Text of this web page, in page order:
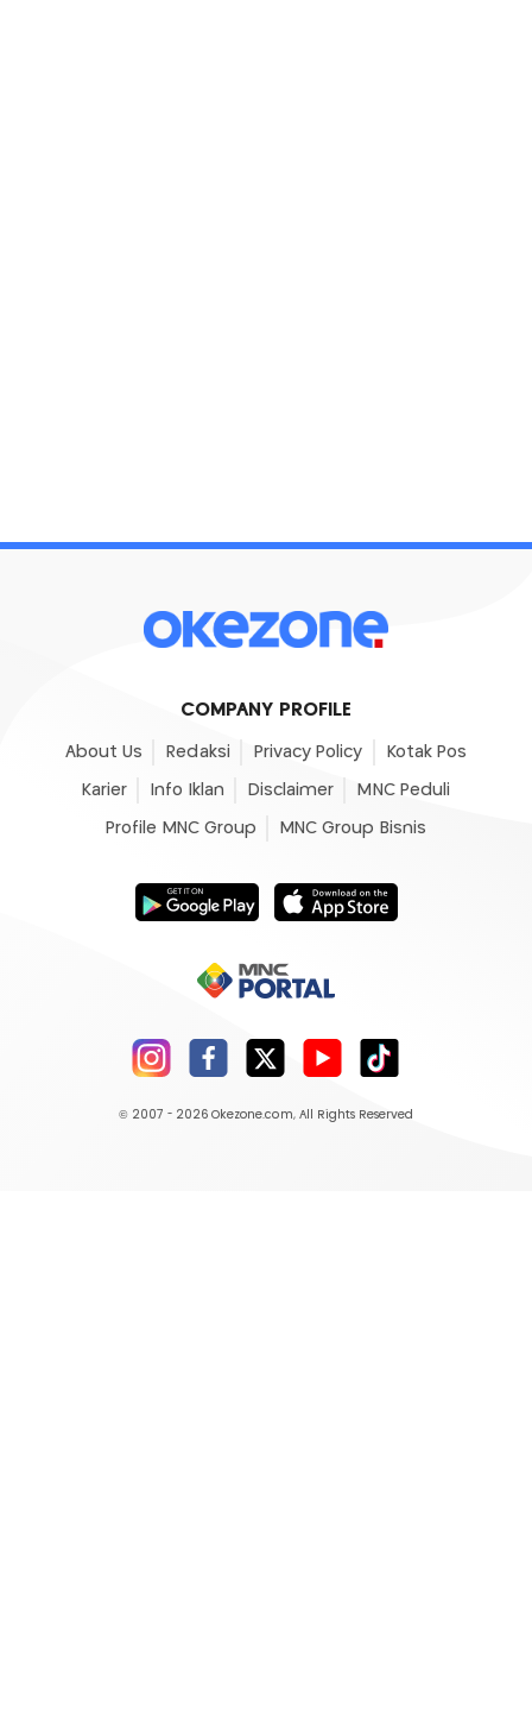
COMPANY PROFILE
About Us Redaksi Privacy Policy Kotak Pos
Karier Info Iklan Disclaimer MNC Peduli
Profile MNC Group MNC Group Bisnis
© 2007 - 2026 Okezone.com, All Rights Reserved